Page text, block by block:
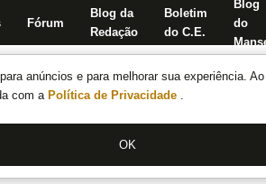
anúncios e para melhorar sua experiência.
com a Política de Privacidade .
OK
Fórum
Blog da
Redação
Boletim
do C.E.
Blog
do